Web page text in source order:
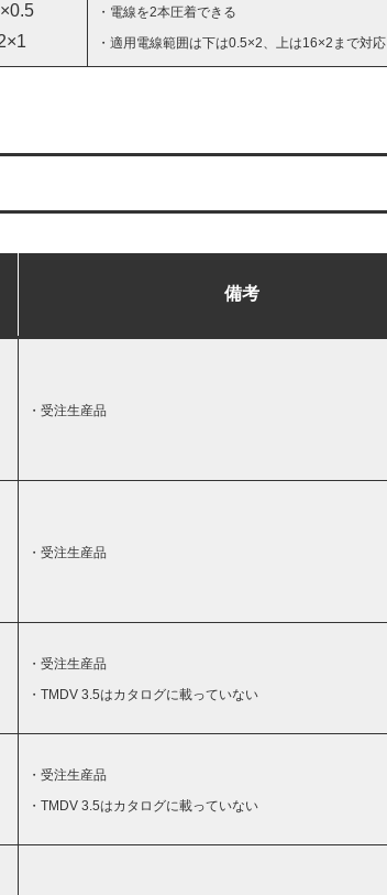
・電線を2本圧着できる
・適用電線範囲は下は0.5×2、上は16×2まで対応
備考
・受注生産品
・受注生産品
・受注生産品
・TMDV 3.5はカタログに載っていない
・受注生産品
・TMDV 3.5はカタログに載っていない